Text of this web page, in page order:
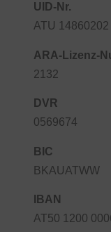
UID-Nr.
ATU 14860202
ARA-Lizenz-
2132
DVR
0569674
BIC
BKAUATWW
IBAN
AT50 1200